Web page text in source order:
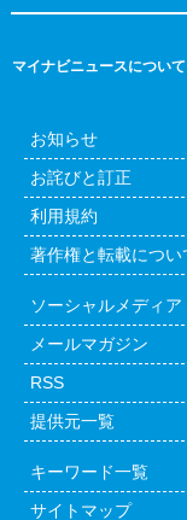
マイナビニュースについて
お知らせ
お詫びと訂正
利用規約
著作権と転載につい
ソーシャルメディア
メールマガジン
RSS
提供元一覧
キーワード一覧
サイトマップ